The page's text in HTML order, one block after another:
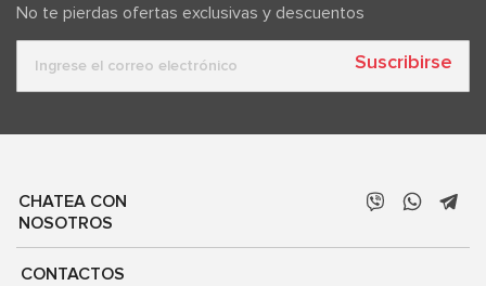
No te pierdas ofertas exclusivas y descuentos
Suscribirse
CHATEA CON
NOSOTROS
CONTACTOS